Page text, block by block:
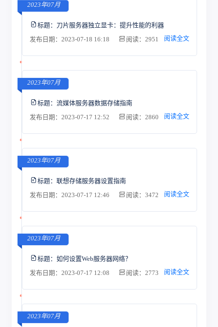
2023年07月
标题： 刀片服务器独立显卡：提升性能的利器
发布日期：2023-07-18 16:18
阅读：2951 阅读全文
2023年07月
标题： 流媒体服务器数据存储指南
发布日期：2023-07-17 12:52
阅读：2860 阅读全文
2023年07月
标题： 联想存储服务器设置指南
发布日期：2023-07-17 12:46
阅读：3472 阅读全文
2023年07月
标题： 如何设置Web服务器网络？
发布日期：2023-07-17 12:08
阅读：2773 阅读全文
2023年07月